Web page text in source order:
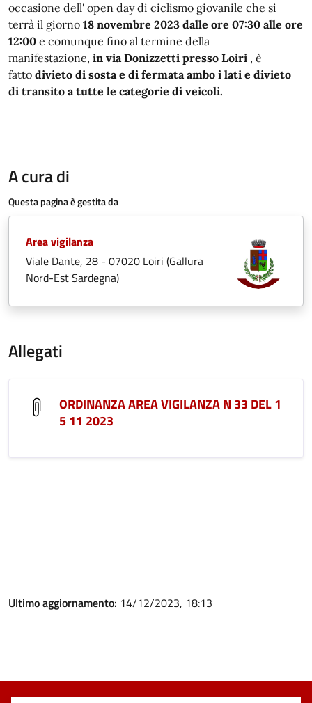
occasione dell' open day di ciclismo giovanile che si
terrà il giorno 18 novembre 2023 dalle ore 07:30 alle ore
12:00 e comunque fino al termine della
manifestazione, in via Donizzetti presso Loiri , è
fatto divieto di sosta e di fermata ambo i lati e divieto
di transito a tutte le categorie di veicoli.
A cura di
Questa pagina è gestita da
Area vigilanza
Viale Dante, 28 - 07020 Loiri (Gallura
Nord-Est Sardegna)
Allegati
ORDINANZA AREA VIGILANZA N 33 DEL 1
5 11 2023
Ultimo aggiornamento: 14/12/2023, 18:13